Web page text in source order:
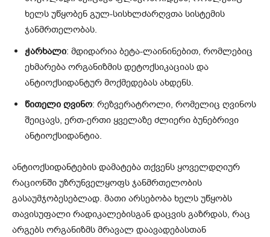
ხელს უწყობენ გულ-სისხლძარღვთა სისტემის
ჯანმრთელობას.
ჭარხალი: მდიდარია ბეტა-ლაინინებით, რომლებიც
ეხმარება ორგანიზმის დეტოქსიკაციას და
ანტიოქსიდანტურ მოქმედებას ახდენს.
წითელი ღვინო: რეზვერატროლი, რომელიც ღვინოს
შეიცავს, ერთ-ერთი ყველაზე ძლიერი ბუნებრივი
ანტიოქსიდანტია.
ანტიოქსიდანტების დამატება თქვენს ყოველდღიურ
რაციონში უზრუნველყოფს ჯანმრთელობის
გასაუმჯობესებლად. მათი არსებობა ხელს უწყობს
თავისუფალი რადიკალებისგან დაცვის გაზრდას, რაც
არგებს ორგანიზმს მრავალ დაავადებასთან